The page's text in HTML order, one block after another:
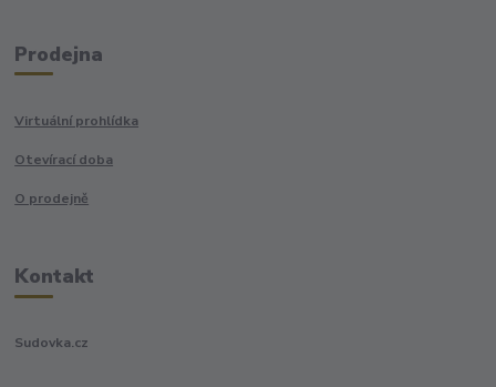
Prodejna
Virtuální prohlídka
Otevírací doba
O prodejně
Kontakt
Sudovka.cz